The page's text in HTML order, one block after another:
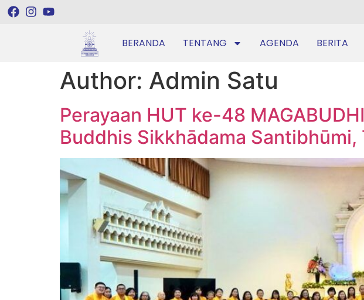
BERANDA TENTANG AGENDA BERITA
Author: Admin Satu
Perayaan HUT ke-48
Buddhis Sikkhādama Santibhūmi,